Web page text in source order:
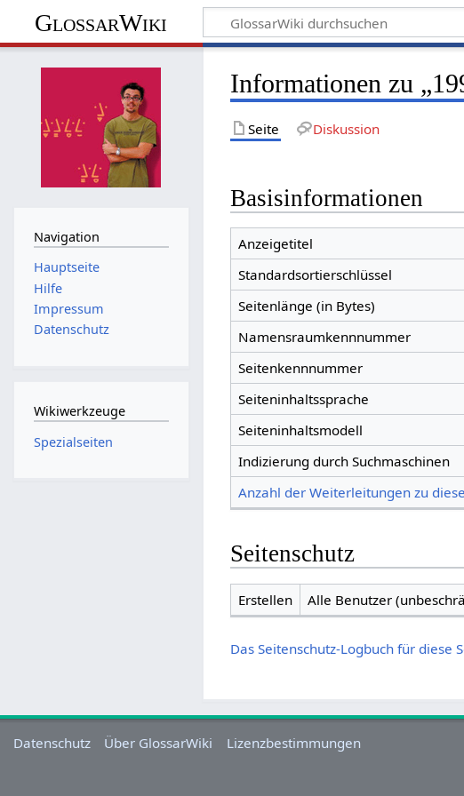
GlossarWiki
Informationen zu
Seite Diskussion
Basisinformationen
Anzeigetitel
Standardsortierschlüssel
Seitenlänge (in Bytes)
Namensraumkennnummer
Seitenkennnummer
Seiteninhaltssprache
Seiteninhaltsmodell
Indizierung durch Suchmaschinen
Anzahl der Weiterleitungen zu
Seitenschutz
Erstellen Alle Benutzer
Das Seitenschutz-Logbuch für diese
Navigation
Hauptseite
Hilfe
Impressum
Datenschutz
Wikiwerkzeuge
Spezialseiten
Datenschutz Über GlossarWiki Lizenzbestimmungen